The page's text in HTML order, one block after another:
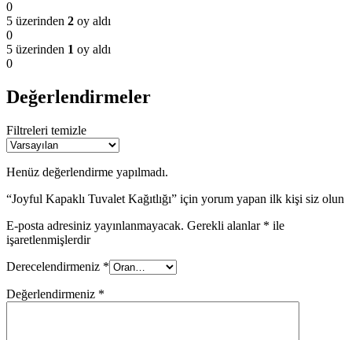
0
5 üzerinden 2 oy aldı
0
5 üzerinden 1 oy aldı
0
Değerlendirmeler
Filtreleri temizle
Henüz değerlendirme yapılmadı.
“Joyful Kapaklı Tuvalet Kağıtlığı” için yorum yapan ilk kişi siz olun
E-posta adresiniz yayınlanmayacak. Gerekli alanlar * ile
işaretlenmişlerdir
Derecelendirmeniz *
Değerlendirmeniz *